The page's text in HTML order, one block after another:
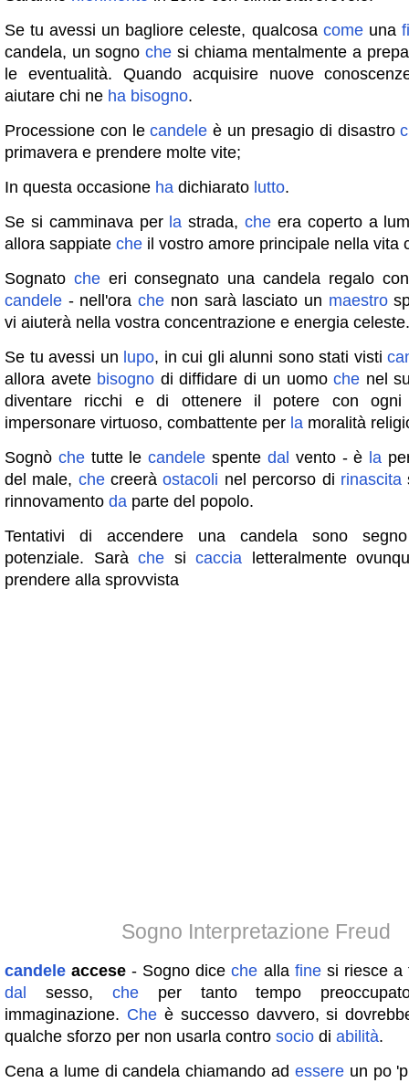
Se tu avessi un bagliore celeste, qualcosa comeuna
candela, un sognoche si chiama mentalmente a
le eventualità. Quando acquisire nuove
aiutare chi ne ha bisogno.
Processione con lecandele è un presagio di disastro
primavera e prendere molte vite;
In questa occasione ha dichiarato lutto.
Se si camminava per la strada,che era coperto a
allora sappiate che il vostro amore principale nella vita
Sognato cheeri consegnato una candela regalo
candele - nell'orache non sarà lasciato un maestro
vi aiuterà nella vostra concentrazione e energia celeste.
Se tu avessi un lupo, in cui gli alunni sono stati visti
allora avete bisogno di diffidare di un uomo che nel
diventare ricchi e di ottenere il potere con
impersonare virtuoso, combattente per la moralità
Sognò chetutte lecandele spente dal vento - è la
del male, checreeràostacoli nel percorso di rinascita
rinnovamento da parte del popolo.
Tentativi di accendere una candela sono
potenziale. Sarà che si caccia letteralmente
prendere alla sprovvista
Sogno Interpretazione Freud
candele accese- Sogno diceche alla finesi riesce a
dal
sesso, cheper tanto tempo
immaginazione. Cheè successo davvero, si
qualche sforzo per non usarla contro socio di abilità.
Cena a lume di candela chiamando ad essereun po